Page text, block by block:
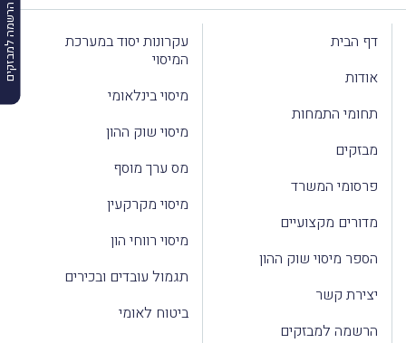
הרשמה למבזקים
דף הבית
אודות
תחומי התמחות
מבזקים
פרסומי המשרד
מדורים מקצועיים
הספר מיסוי שוק ההון
יצירת קשר
הרשמה למבזקים
עקרונות יסוד במערכת
המיסוי
מיסוי בינלאומי
מיסוי שוק ההון
מס ערך מוסף
מיסוי מקרקעין
מיסוי רווחי הון
תגמול עובדים ובכירים
ביטוח לאומי